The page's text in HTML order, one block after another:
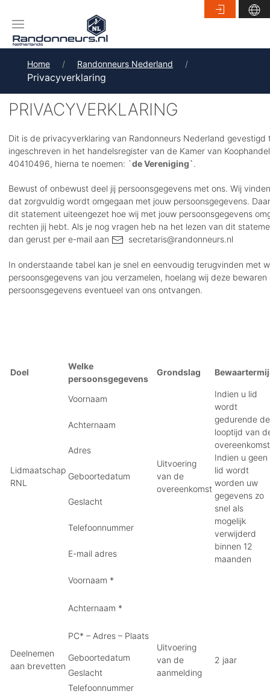
Home Randonneurs Nederland
Privacyverklaring
PRIVACYVERKLARING
Dit is de privacyverklaring van Randonneurs Nederland gevestigd
ingeschreven in het handelsregister van de Kamer van
40410496, hierna te noemen: `de Vereniging`.
Bewust of onbewust deel jij persoonsgegevens met ons. Wij
dat zorgvuldig wordt omgegaan met jouw persoonsgegevens.
dit statement uiteengezet hoe wij met jouw persoonsgegevens
rechten jij hebt. Als je nog vragen heb na het lezen van dit
dan gerust per e-mail aan
secretaris@randonneurs.nl
In onderstaande tabel kan je snel en eenvoudig terugvinden met
persoonsgegevens van jou verzamelen, hoelang wij deze bewaren
persoonsgegevens eventueel van ons ontvangen.
Doel
Welke
persoonsgegevens
Grondslag
Lidmaatschap
RNL
Voornaam
Uitvoering
van de
overeenkomst
Indien u lid
wordt
gedurende de
looptijd van
Indien u geen
lid wordt
worden uw
gegevens zo
snel als
mogelijk
verwijderd
binnen 12
maanden
Achternaam
Adres
Geboortedatum
Geslacht
Telefoonnummer
E-mail adres
Deelnemen
aan brevetten
Voornaam *
Uitvoering
van de
aanmelding
2 jaar
Achternaam *
PC* – Adres – Plaats
Geboortedatum
Geslacht
Telefoonnummer